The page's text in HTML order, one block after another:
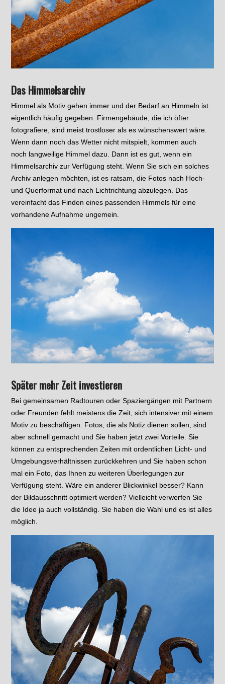
Das Himmelsarchiv
Himmel als Motiv gehen immer und der Bedarf an Himmeln ist
eigentlich häufig gegeben. Firmengebäude, die ich öfter
fotografiere, sind meist trostloser als es wünschenswert wäre.
Wenn dann noch das Wetter nicht mitspielt, kommen auch
noch langweilige Himmel dazu. Dann ist es gut, wenn ein
Himmelsarchiv zur Verfügung steht. Wenn Sie sich ein solches
Archiv anlegen möchten, ist es ratsam, die Fotos nach Hoch-
und Querformat und nach Lichtrichtung abzulegen. Das
vereinfacht das Finden eines passenden Himmels für eine
vorhandene Aufnahme ungemein.
Später mehr Zeit investieren
Bei gemeinsamen Radtouren oder Spaziergängen mit Partnern
oder Freunden fehlt meistens die Zeit, sich intensiver mit einem
Motiv zu beschäftigen. Fotos, die als Notiz dienen sollen, sind
aber schnell gemacht und Sie haben jetzt zwei Vorteile. Sie
können zu entsprechenden Zeiten mit ordentlichen Licht- und
Umgebungsverhältnissen zurückkehren und Sie haben schon
mal ein Foto, das Ihnen zu weiteren Überlegungen zur
Verfügung steht. Wäre ein anderer Blickwinkel besser? Kann
der Bildausschnitt optimiert werden? Vielleicht verwerfen Sie
die Idee ja auch vollständig. Sie haben die Wahl und es ist alles
möglich.